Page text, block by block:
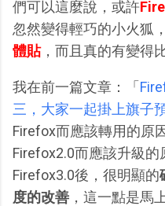
們可以這麼說，或許
忽然變得輕巧的小火狐
體貼，而且真的有變得
我在前一篇文章：「
三，大家一起掛上旗子
Firefox而應該轉用的原
Firefox2.0而應該升級
Firefox3.0後，很明顯的
度的改善 ，這一點是馬